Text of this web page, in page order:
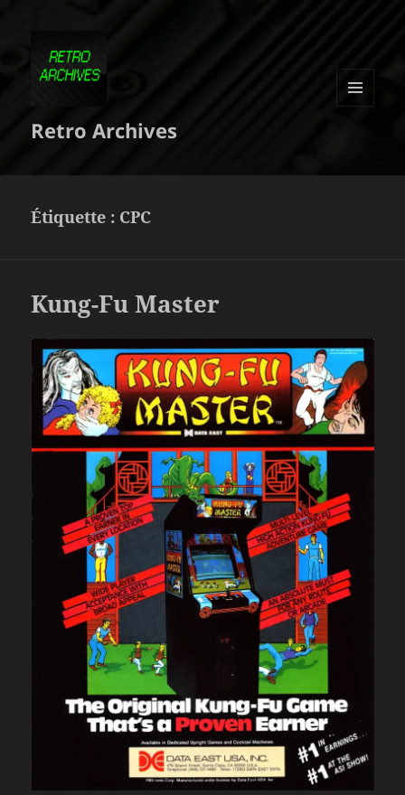
Retro Archives
Étiquette : CPC
Kung-Fu Master